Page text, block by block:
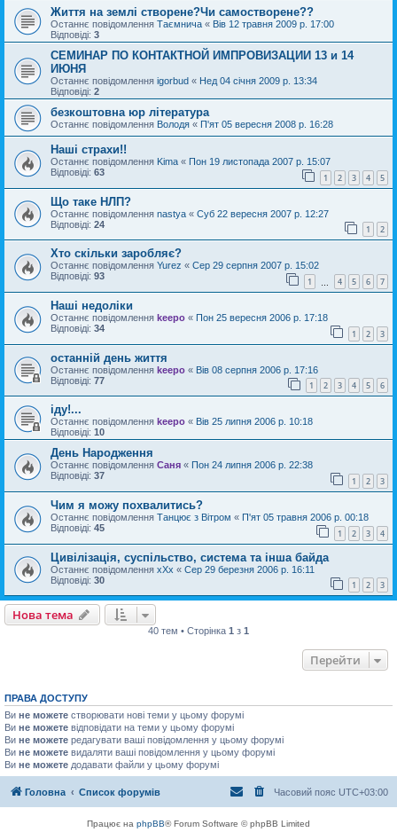
Життя на землі створене?Чи самостворене??
Останнє повідомлення Таємнича « Вів 12 травня 2009 р. 17:00
Відповіді: 3
СЕМИНАР ПО КОНТАКТНОЙ ИМПРОВИЗАЦИИ 13 и 14
ИЮНЯ
Останнє повідомлення igorbud « Нед 04 січня 2009 р. 13:34
Відповіді: 2
безкоштовна юр література
Останнє повідомлення Володя « П'ят 05 вересня 2008 р. 16:28
Наші страхи!!
Останнє повідомлення Kima « Пон 19 листопада 2007 р. 15:07
Відповіді: 63 1 2 3 4 5
Що таке НЛП?
Останнє повідомлення nastya « Суб 22 вересня 2007 р. 12:27
Відповіді: 24 1 2
Хто скільки заробляє?
Останнє повідомлення Yurez « Сер 29 серпня 2007 р. 15:02
Відповіді: 93 1 4 5 6 7
Наші недоліки
Останнє повідомлення keepo « Пон 25 вересня 2006 р. 17:18
Відповіді: 34 1 2 3
останній день життя
Останнє повідомлення keepo « Вів 08 серпня 2006 р. 17:16
Відповіді: 77 1 2 3 4 5 6
іду!...
Останнє повідомлення keepo « Вів 25 липня 2006 р. 10:18
Відповіді: 10
День Народження
Останнє повідомлення Саня « Пон 24 липня 2006 р. 22:38
Відповіді: 37 1 2 3
Чим я можу похвалитись?
Останнє повідомлення Танцює з Вітром « П'ят 05 травня 2006 р. 00:18
Відповіді: 45 1 2 3 4
Цивілізація, суспільство, система та інша байда
Останнє повідомлення xXx « Сер 29 березня 2006 р. 16:11
Відповіді: 30 1 2 3
Нова тема
40 тем • Сторінка 1 з 1
Перейти
ПРАВА ДОСТУПУ
Ви не можете створювати нові теми у цьому форумі
Ви не можете відповідати на теми у цьому форумі
Ви не можете редагувати ваші повідомлення у цьому форумі
Ви не можете видаляти ваші повідомлення у цьому форумі
Ви не можете додавати файли у цьому форумі
Головна Список форумів Часовий пояс UTC+03:00
Працює на phpBB® Forum Software © phpBB Limited